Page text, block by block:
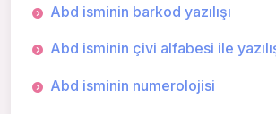
Abd isminin barkod yazılışı
Abd isminin çivi alfabesi ile
Abd isminin numerolojisi